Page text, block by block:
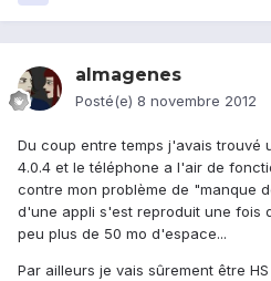
almagenes
Posté(e) 8 novembre 2012
Du coup entre temps j'avais trouvé
4.0.4 et le téléphone a l'air de
contre mon problème de "manque
d'une appli s'est reproduit une fois
peu plus de 50 mo d'espace...
Par ailleurs je vais sûrement être